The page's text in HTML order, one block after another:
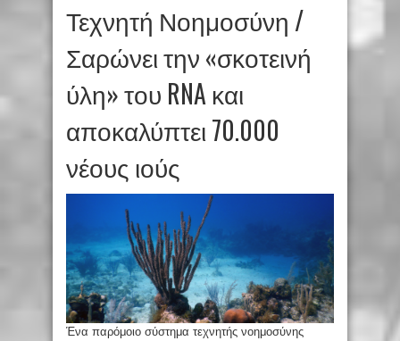
Τεχνητή Νοημοσύνη /
Σαρώνει την «σκοτεινή
ύλη» του RNA και
αποκαλύπτει 70.000
νέους ιούς
Ένα παρόμοιο σύστημα τεχνητής νοημοσύνης